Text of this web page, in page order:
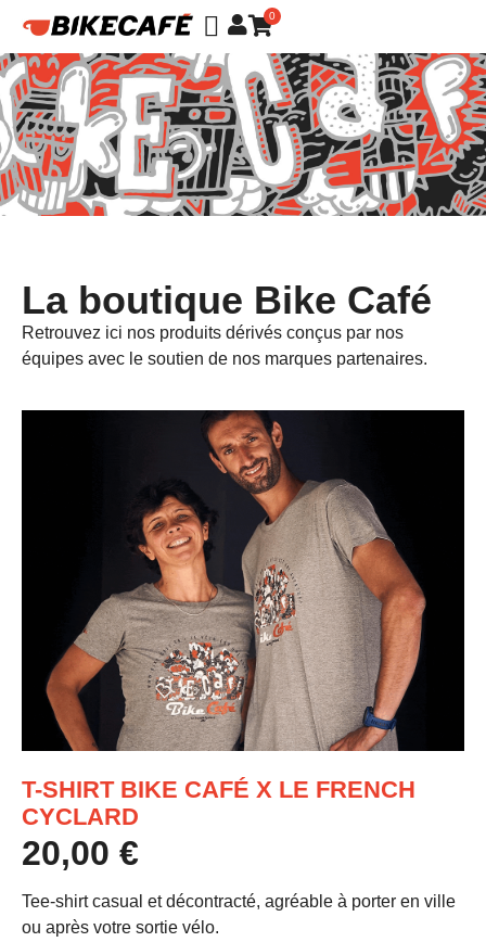
0
La boutique Bike Café
Retrouvez ici nos produits dérivés conçus par nos
équipes avec le soutien de nos marques partenaires.
T-SHIRT BIKE CAFÉ X LE FRENCH
CYCLARD
20,00 €
Tee-shirt casual et décontracté, agréable à porter en ville
ou après votre sortie vélo.